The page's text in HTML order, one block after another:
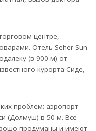
центре,
Отель Seher Sun
(в 900 м) от
курорта Сиде,
проблем: аэропорт
(Долмуш) в 50 м. Все
продуманы и имеют